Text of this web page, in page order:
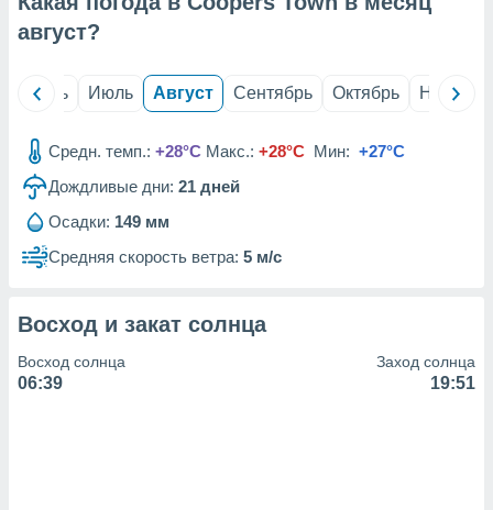
из
данных
август?
Июнь Июль Август Сентябрь Октябрь Ноябрь
Средн. темп.: +28°C Макс.: +28°C Мин: +27°C
Дождливые дни: 21 дней
Осадки: 149 мм
Средняя скорость ветра: 5 м/с
Восход и закат солнца
Восход солнца
06:39
Заход солнца
19:51